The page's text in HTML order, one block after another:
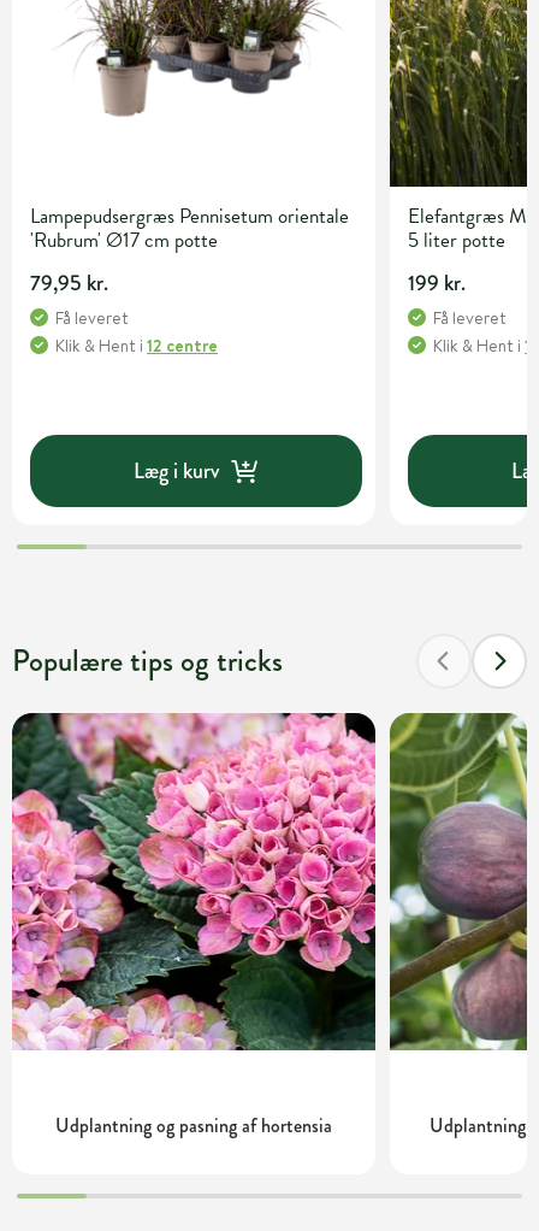
Lampepudsergræs Pennisetum orientale
'Rubrum' Ø17 cm potte
79,95 kr.
Få leveret
Klik & Hent i 12 centre
Læg i kurv
Elefantgræs
5 liter potte
199 kr.
Få leveret
Klik & Hent i
Populære tips og tricks
Udplantning og pasning af hortensia Udplantning